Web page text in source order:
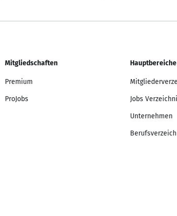
Mitgliedschaften
Premium
ProJobs
Hauptbereiche
Jobs
Unternehmen